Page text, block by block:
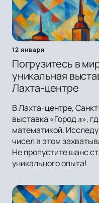
12 января
Погрузитесь в
уникальная
Лахта-центре
В Лахта-центре,
выставка «Город π»,
математикой.
чисел в этом
Не пропустите шанс
уникального опыта!